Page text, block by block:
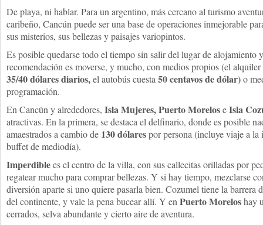
De playa, ni hablar. Para un argentino, más cercano al turismo
caribeño, Cancún puede ser una base de operaciones inmejorable
sus misterios, sus bellezas y paisajes variopintos.
Es posible quedarse todo el tiempo sin salir del lugar de alojamiento
recomendación es moverse, y mucho, con medios propios (el
35/40 dólares diarios,el autobús cuesta 50 centavos de dólar)o
programación.
En Cancún y alrededores, Isla Mujeres,Puerto MoreloseIsla
atractivas. En la primera, se destaca el delfinario, donde es posible
amaestrados a cambio de 130 dólarespor persona (incluye viaje a
buffet de mediodía).
Imperdiblees el centro de la villa, con sus callecitas orilladas por
regatear mucho para comprar bellezas. Y si hay tiempo, mezclarse
diversión aparte si uno quiere pasarla bien. Cozumel tiene la barrera
del continente, y vale la pena bucear allí. Y en Puerto Moreloshay
cerrados, selva abundante y cierto aire de aventura.